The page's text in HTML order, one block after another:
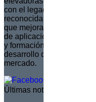
con el legado de su
reconocida por ofrecer
que mejoran la seguridad
de aplicaciones. La
y formación de una red
desarrollo de productos
mercado.
Últimas noticias